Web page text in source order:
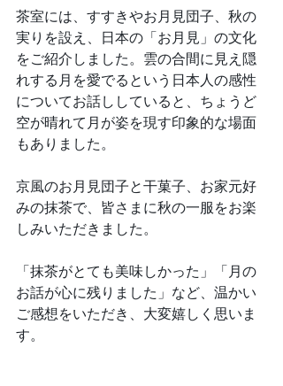
茶室には、すすきやお月見団子、秋の
実りを設え、日本の「お月見」の文化
をご紹介しました。雲の合間に見え隠
れする月を愛でるという日本人の感性
についてお話ししていると、ちょうど
空が晴れて月が姿を現す印象的な場面
もありました。
京風のお月見団子と干菓子、お家元好
みの抹茶で、皆さまに秋の一服をお楽
しみいただきました。
「抹茶がとても美味しかった」「月の
お話が心に残りました」など、温かい
ご感想をいただき、大変嬉しく思いま
す。